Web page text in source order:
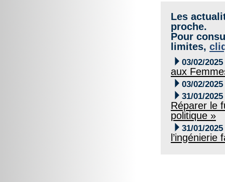
Les
proche.
Pour
limites,
 03/02/2025
aux
 03/02/2025
 31/01/2025
Réparer le
politique »
 31/01/2025